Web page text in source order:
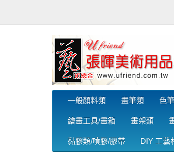
一般顏料類 畫筆類 色
繪畫工具/畫箱 畫架類
黏膠類/噴膠/膠帶 DIY 工藝